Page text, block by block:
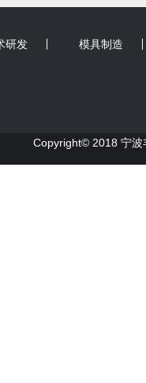
研发 模具制造
Copyright© 2018 宁波